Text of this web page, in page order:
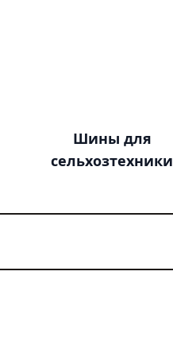
Шины для
сельхозтехники